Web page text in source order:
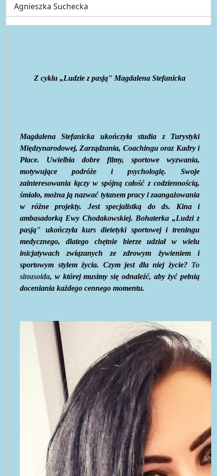
Agnieszka Suchecka
Z cyklu „Ludzie z pasją" Magdalena Stefanicka
Magdalena Stefanicka ukończyła studia z Turystyki
Międzynarodowej, Zarządzania, Coachingu oraz Kadry i
Płace. Uwielbia dobre filmy, sportowe wyzwania,
motywujące podróże i psychologię. Swoje
zainteresowania łączy w spójną całość z codziennością,
śmiało, można ją nazwać tytanem pracy i zaangażowania
w różne projekty. Jest specjalistką do ds. Kina i
ambasadorką Ewy Chodakowskiej. Bohaterka „Ludzi z
pasją" ukończyła kurs dietetyki sportowej i treningu
medycznego, dlatego chętnie bierze udział w wielu
inicjatywach związanych ze zdrowym żywieniem i
sportowym stylem życia. Czym jest dla niej życie?To
sinusoida, w której musimy się odnaleźć, aby żyć pełnią
doceniania każdego cennego momentu.